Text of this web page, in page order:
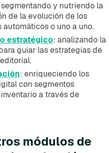
y nutriendo la
de la evolución de los
o uno a uno.
estratégico: analizando la
guiar las estrategias de
: enriqueciendo los
con segmentos
a través de
módulos de